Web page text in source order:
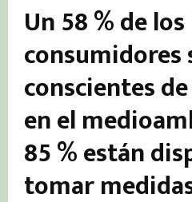
Un 58 % de los
consumidores
conscientes
en el
85 % están
tomar